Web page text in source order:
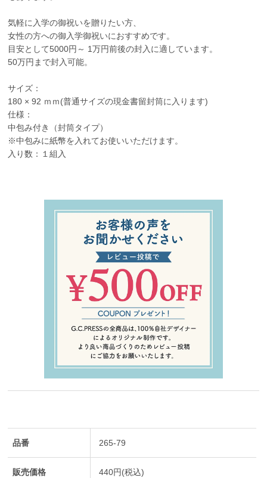
気軽に入学の御祝いを贈りたい方、
女性の方への御入学御祝いにおすすめです。
目安として5000円～ 1万円前後の封入に適しています。
50万円まで封入可能。
サイズ：
180 × 92 ｍｍ(普通サイズの現金書留封筒に入ります)
仕様：
中包み付き（封筒タイプ）
※中包みに紙幣を入れてお使いいただけます。
入り数：１組入
品番 265-79
販売価格 440円(税込)